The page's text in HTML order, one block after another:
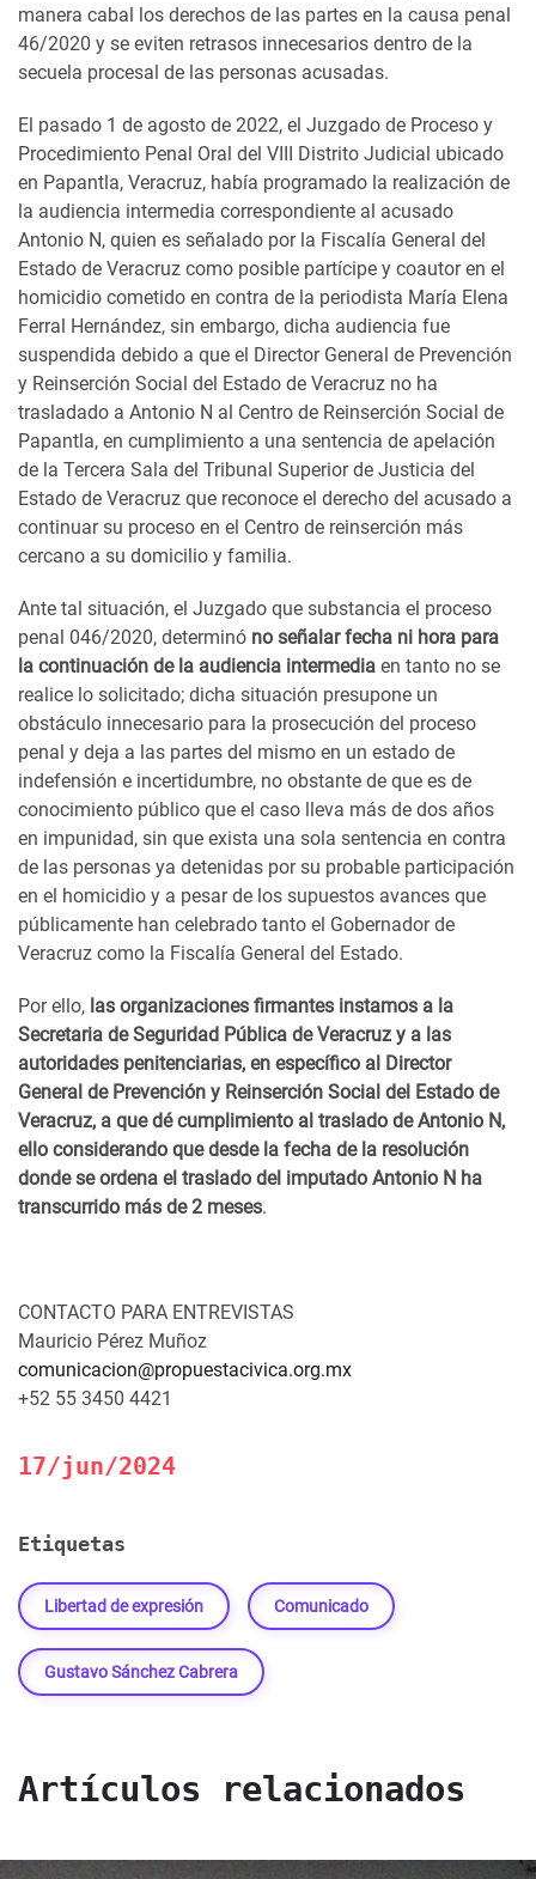
manera cabal los derechos de las partes en la causa penal
46/2020 y se eviten retrasos innecesarios dentro de la
secuela procesal de las personas acusadas.
El pasado 1 de agosto de 2022, el Juzgado de Proceso y
Procedimiento Penal Oral del VIII Distrito Judicial ubicado
en Papantla, Veracruz, había programado la realización de
la audiencia intermedia correspondiente al acusado
Antonio N, quien es señalado por la Fiscalía General del
Estado de Veracruz como posible partícipe y coautor en el
homicidio cometido en contra de la periodista María Elena
Ferral Hernández, sin embargo, dicha audiencia fue
suspendida debido a que el Director General de Prevención
y Reinserción Social del Estado de Veracruz no ha
trasladado a Antonio N al Centro de Reinserción Social de
Papantla, en cumplimiento a una sentencia de apelación
de la Tercera Sala del Tribunal Superior de Justicia del
Estado de Veracruz que reconoce el derecho del acusado a
continuar su proceso en el Centro de reinserción más
cercano a su domicilio y familia.
Ante tal situación, el Juzgado que substancia el proceso
penal 046/2020, determinó no señalar fecha ni hora para
la continuación de la audiencia intermedia en tanto no se
realice lo solicitado; dicha situación presupone un
obstáculo innecesario para la prosecución del proceso
penal y deja a las partes del mismo en un estado de
indefensión e incertidumbre, no obstante de que es de
conocimiento público que el caso lleva más de dos años
en impunidad, sin que exista una sola sentencia en contra
de las personas ya detenidas por su probable participación
en el homicidio y a pesar de los supuestos avances que
públicamente han celebrado tanto el Gobernador de
Veracruz como la Fiscalía General del Estado.
Por ello, las organizaciones firmantes instamos a la
Secretaria de Seguridad Pública de Veracruz y a las
autoridades penitenciarias, en específico al Director
General de Prevención y Reinserción Social del Estado de
Veracruz, a que dé cumplimiento al traslado de Antonio N,
ello considerando que desde la fecha de la resolución
donde se ordena el traslado del imputado Antonio N ha
transcurrido más de 2 meses.
CONTACTO PARA ENTREVISTAS
Mauricio Pérez Muñoz
comunicacion@propuestacivica.org.mx
+52 55 3450 4421
17/jun/2024
Etiquetas
Libertad de expresión Comunicado
Gustavo Sánchez Cabrera
Artículos relacionados